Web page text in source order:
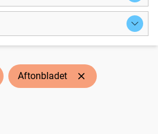
Aftonbladet